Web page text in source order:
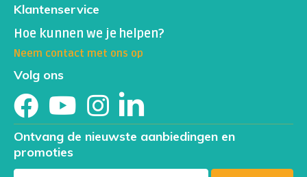
Klantenservice
Hoe kunnen we je helpen?
Neem contact met ons op
Volg ons
Ontvang de nieuwste aanbiedingen en
promoties